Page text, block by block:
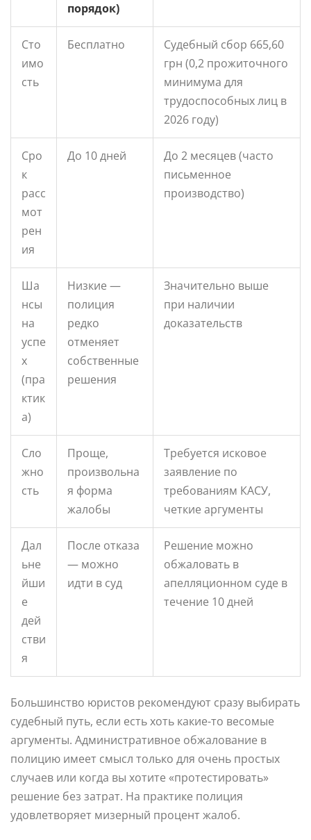
порядок)
Сто
имо
сть
Бесплатно
Судебный сбор 665,60
грн (0,2 прожиточного
минимума для
трудоспособных лиц в
2026 году)
Сро
к
расс
мот
рен
ия
До 10 дней
До 2 месяцев (часто
письменное
производство)
Ша
нсы
на
успе
х
(пра
ктик
а)
Низкие —
полиция
редко
отменяет
собственные
решения
Значительно выше
при наличии
доказательств
Сло
жно
сть
Проще,
произвольна
я форма
жалобы
Требуется исковое
заявление по
требованиям КАСУ,
четкие аргументы
Дал
ьне
йши
е
дей
стви
я
После отказа
— можно
идти в суд
Решение можно
обжаловать в
апелляционном суде в
течение 10 дней
Большинство юристов рекомендуют сразу выбирать
судебный путь, если есть хоть какие-то весомые
аргументы. Административное обжалование в
полицию имеет смысл только для очень простых
случаев или когда вы хотите «протестировать»
решение без затрат. На практике полиция
удовлетворяет мизерный процент жалоб.